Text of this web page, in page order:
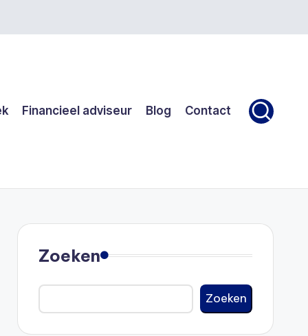
Financieel adviseur Blog Contact
Zoeken
Zoeken